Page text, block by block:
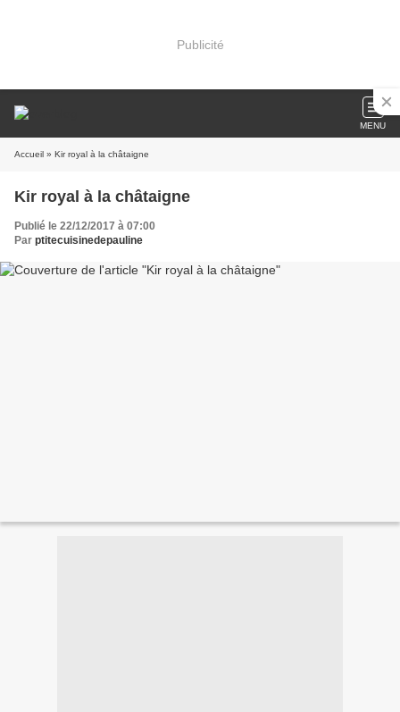
Publicité
MENU
Accueil » Kir royal à la châtaigne
Kir royal à la châtaigne
Publié le 22/12/2017 à 07:00
Par ptitecuisinedepauline